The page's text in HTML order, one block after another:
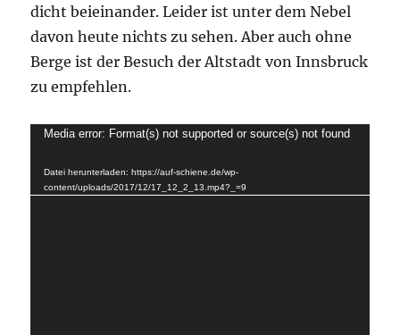
dicht beieinander. Leider ist unter dem Nebel
davon heute nichts zu sehen. Aber auch ohne
Berge ist der Besuch der Altstadt von Innsbruck
zu empfehlen.
Video-
Media error: Format(s) not supported or source(s) not found
Datei herunterladen: https://auf-schiene.de/wp-
content/uploads/2017/12/17_12_2_13.mp4?_=9